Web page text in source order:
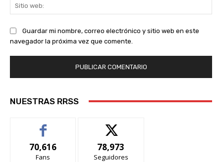
Guardar mi nombre, correo electrónico y sitio web en este
navegador la próxima vez que comente.
NUESTRAS RRSS
70,616
Fans
78,973
Seguidores